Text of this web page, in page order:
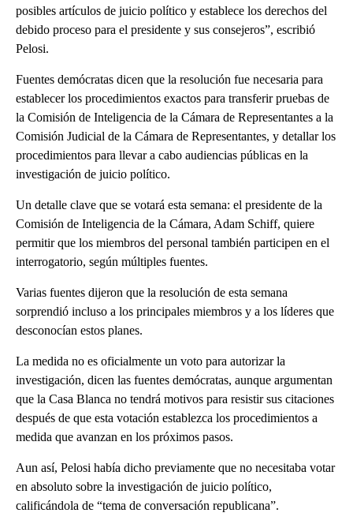
posibles artículos de juicio político y establece los derechos del
debido proceso para el presidente y sus consejeros”, escribió
Pelosi.
Fuentes demócratas dicen que la resolución fue necesaria para
establecer los procedimientos exactos para transferir pruebas de
la Comisión de Inteligencia de la Cámara de Representantes a la
Comisión Judicial de la Cámara de Representantes, y detallar los
procedimientos para llevar a cabo audiencias públicas en la
investigación de juicio político.
Un detalle clave que se votará esta semana: el presidente de la
Comisión de Inteligencia de la Cámara, Adam Schiff, quiere
permitir que los miembros del personal también participen en el
interrogatorio, según múltiples fuentes.
Varias fuentes dijeron que la resolución de esta semana
sorprendió incluso a los principales miembros y a los líderes que
desconocían estos planes.
La medida no es oficialmente un voto para autorizar la
investigación, dicen las fuentes demócratas, aunque argumentan
que la Casa Blanca no tendrá motivos para resistir sus citaciones
después de que esta votación establezca los procedimientos a
medida que avanzan en los próximos pasos.
Aun así, Pelosi había dicho previamente que no necesitaba votar
en absoluto sobre la investigación de juicio político,
calificándola de “tema de conversación republicana”.